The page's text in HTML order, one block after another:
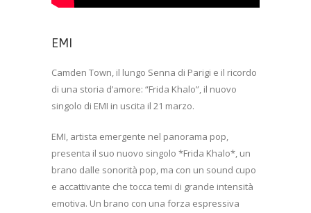
EMI
Camden Town, il lungo Senna di Parigi e il ricordo
di una storia d’amore: “Frida Khalo”, il nuovo
singolo di EMI in uscita il 21 marzo.
EMI, artista emergente nel panorama pop,
presenta il suo nuovo singolo *Frida Khalo*, un
brano dalle sonorità pop, ma con un sound cupo
e accattivante che tocca temi di grande intensità
emotiva. Un brano con una forza espressiva